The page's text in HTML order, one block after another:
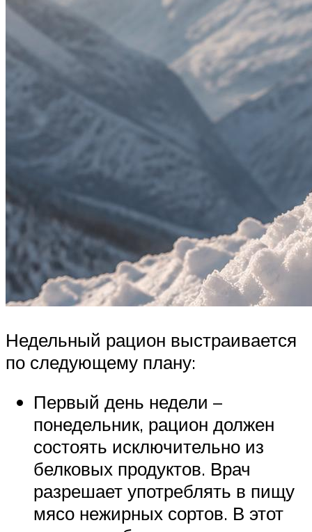
Недельный рацион выстраивается
по следующему плану:
Первый день недели –
понедельник, рацион должен
состоять исключительно из
белковых продуктов. Врач
разрешает употреблять в пищу
мясо нежирных сортов. В этот